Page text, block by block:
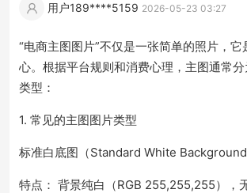
用户189****5159 2026-05-23 03:27
“电商主图图片”不仅是一张简单的照片，
心。根据平台规则和消费心理，主图通常
类型：
1. 常见的主图图片类型
标准白底图（Standard White Background
特点： 背景纯白（RGB 255,255,255），